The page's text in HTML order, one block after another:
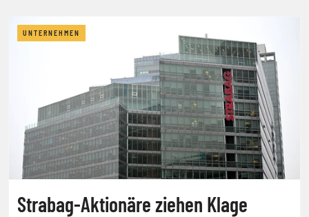
UNTERNEHMEN
Strabag-Aktionäre ziehen Klage